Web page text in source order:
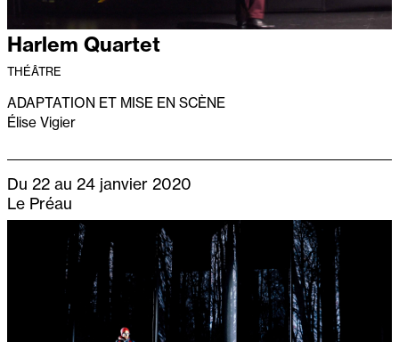
Harlem Quartet
THÉÂTRE
ADAPTATION ET MISE EN SCÈNE
Élise Vigier
Du 22 au 24 janvier 2020
Le Préau